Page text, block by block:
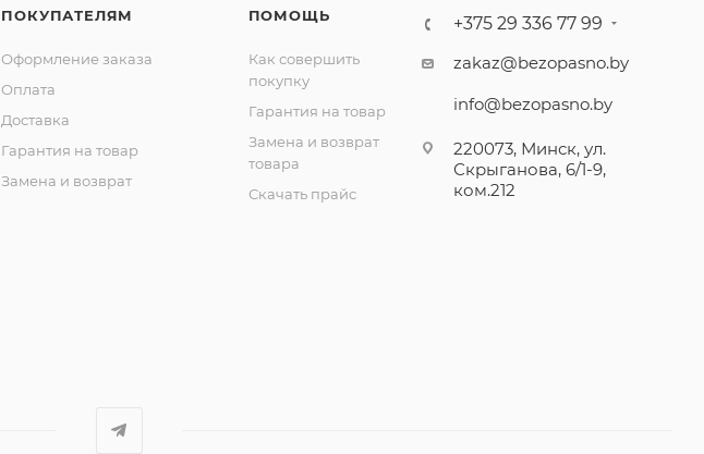
ПОКУПАТЕЛЯМ
Оформление заказа
Оплата
Доставка
Гарантия на товар
Замена и возврат
ПОМОЩЬ
Как совершить
покупку
Гарантия на товар
Замена и возврат
товара
Скачать прайс
+375 29 336 77 99
zakaz@bezopasno.by
info@bezopasno.by
220073, Минск, ул.
Скрыганова, 6/1-9,
ком.212